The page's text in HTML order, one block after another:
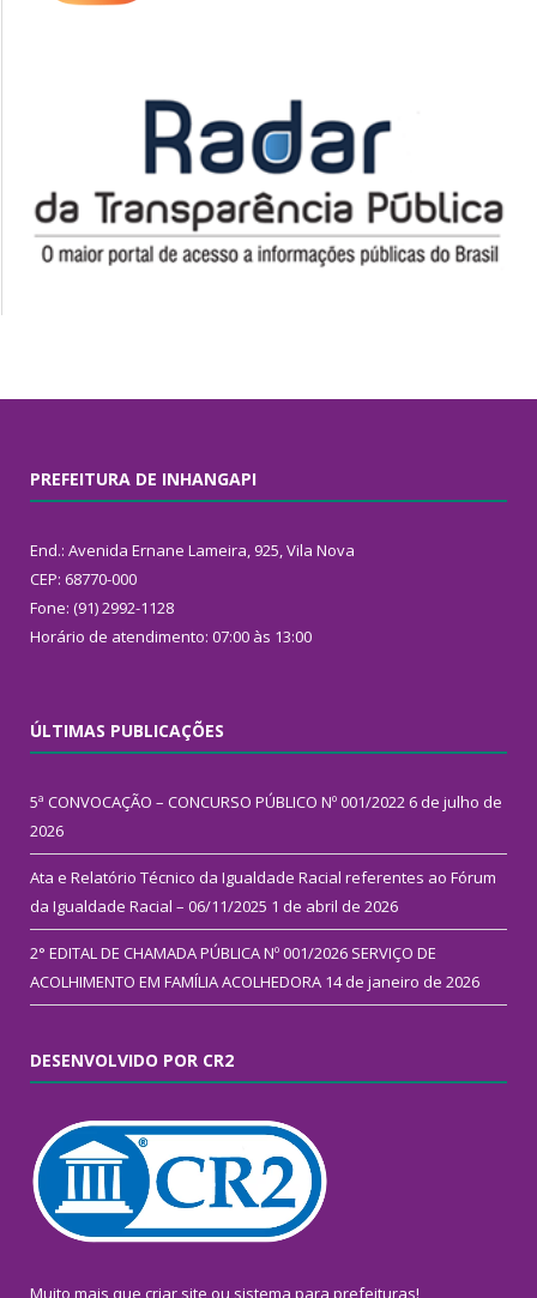
PREFEITURA DE INHANGAPI
End.: Avenida Ernane Lameira, 925, Vila Nova
CEP: 68770-000
Fone: (91) 2992-1128
Horário de atendimento: 07:00 às 13:00
ÚLTIMAS PUBLICAÇÕES
5ª CONVOCAÇÃO – CONCURSO PÚBLICO Nº 001/2022 6 de julho de
2026
Ata e Relatório Técnico da Igualdade Racial referentes ao Fórum
da Igualdade Racial – 06/11/2025 1 de abril de 2026
2° EDITAL DE CHAMADA PÚBLICA Nº 001/2026 SERVIÇO DE
ACOLHIMENTO EM FAMÍLIA ACOLHEDORA 14 de janeiro de 2026
DESENVOLVIDO POR CR2